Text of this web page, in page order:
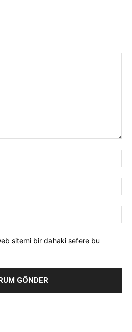
sitemi bir dahaki sefere bu